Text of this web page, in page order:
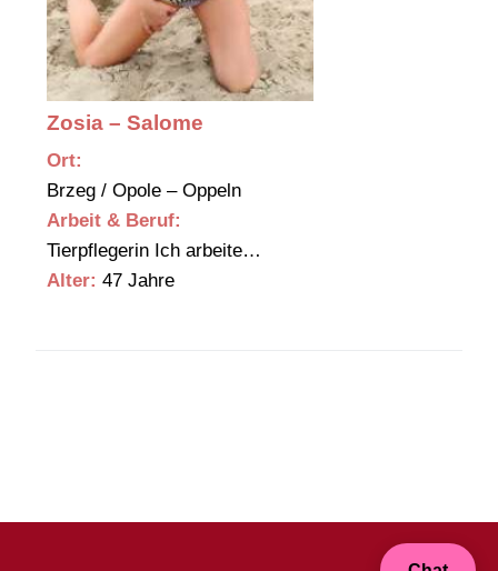
Zosia – Salome
Ort:
Brzeg / Opole – Oppeln
Arbeit & Beruf:
Tierpflegerin Ich arbeite…
Alter: 47 Jahre